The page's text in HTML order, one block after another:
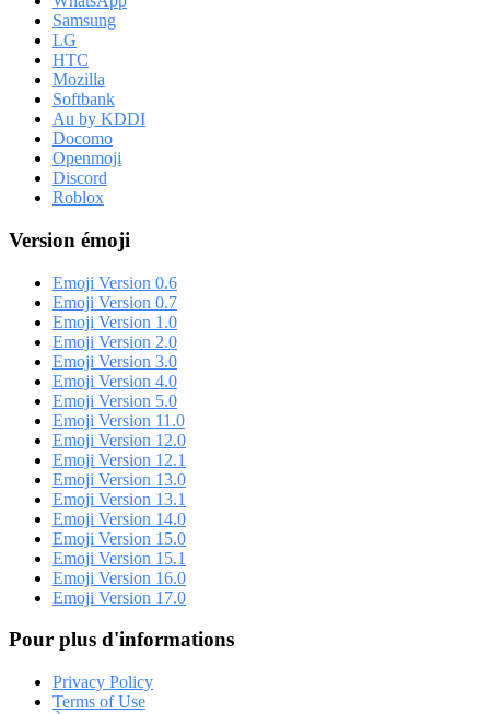
Samsung
LG
HTC
Mozilla
Softbank
Au by KDDI
Docomo
Openmoji
Discord
Roblox
Version émoji
Emoji Version 0.6
Emoji Version 0.7
Emoji Version 1.0
Emoji Version 2.0
Emoji Version 3.0
Emoji Version 4.0
Emoji Version 5.0
Emoji Version 11.0
Emoji Version 12.0
Emoji Version 12.1
Emoji Version 13.0
Emoji Version 13.1
Emoji Version 14.0
Emoji Version 15.0
Emoji Version 15.1
Emoji Version 16.0
Emoji Version 17.0
Pour plus d'informations
Privacy Policy
Terms of Use